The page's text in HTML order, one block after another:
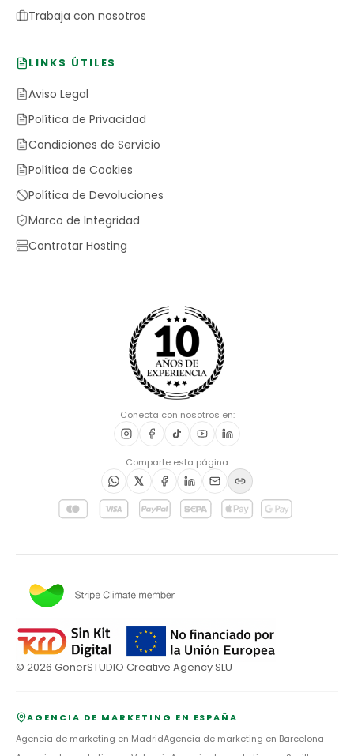
Trabaja con nosotros
LINKS ÚTILES
Aviso Legal
Política de Privacidad
Condiciones de Servicio
Política de Cookies
Política de Devoluciones
Marco de Integridad
Contratar Hosting
Conecta con nosotros en:
Comparte esta página
© 2026 GonerSTUDIO Creative Agency SLU
AGENCIA DE MARKETING EN ESPAÑA
Agencia de marketing en MadridAgencia de marketing en Barcelona